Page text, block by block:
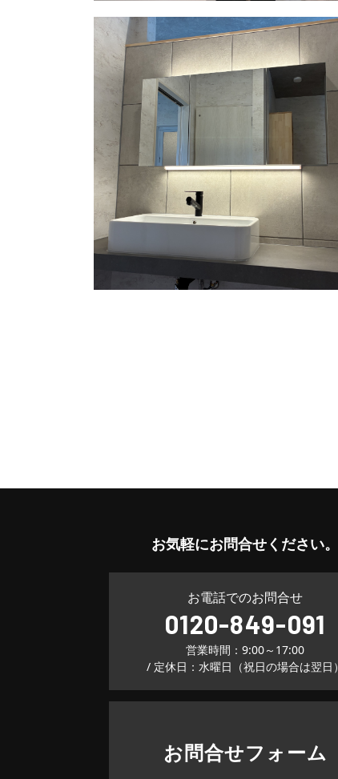
お気軽にお問合せください。
お電話でのお問合せ
0120-849-091
営業時間：9:00～17:00
/ 定休日：水曜日（祝日の場合は翌日）
お問合せフォーム